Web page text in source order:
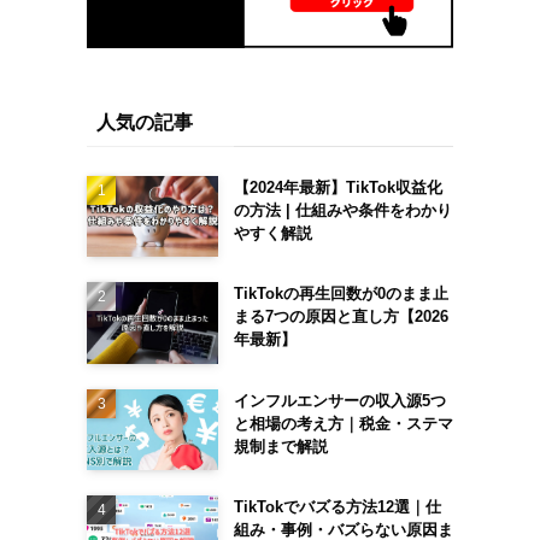
人気の記事
【2024年最新】TikTok収益化
の方法 | 仕組みや条件をわかり
やすく解説
TikTokの再生回数が0のまま止
まる7つの原因と直し方【2026
年最新】
インフルエンサーの収入源5つ
と相場の考え方｜税金・ステマ
規制まで解説
TikTokでバズる方法12選｜仕
組み・事例・バズらない原因ま